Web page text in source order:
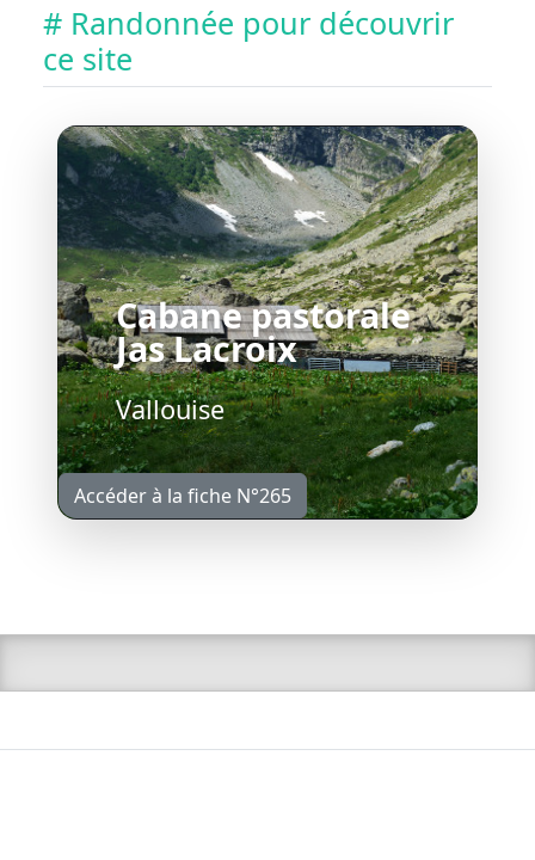
# Randonnée pour découvrir
ce site
Cabane pastorale
Jas Lacroix
Vallouise
Accéder à la fiche N°265